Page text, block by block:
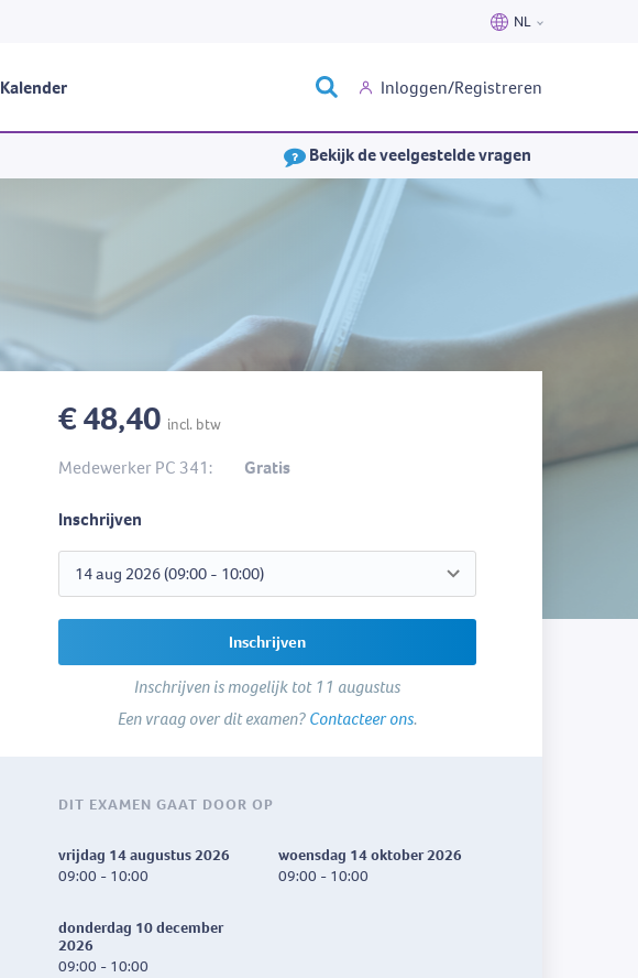
NL
Français
Kalender Inloggen/Registreren
Bekijk de veelgestelde vragen
€ 48,40 incl. btw
Medewerker PC 341: Gratis
Inschrijven
Inschrijven
Inschrijven is mogelijk tot 11 augustus
Een vraag over dit examen?Contacteer ons.
DIT EXAMEN GAAT DOOR OP
vrijdag 14 augustus 2026
09:00 - 10:00
woensdag 14 oktober 2026
09:00 - 10:00
donderdag 10 december
2026
09:00 - 10:00